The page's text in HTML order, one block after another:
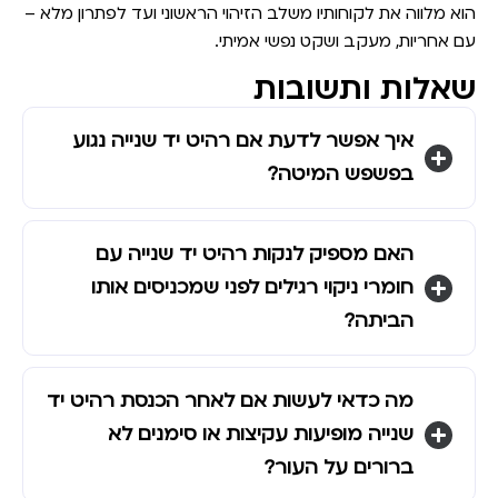
הוא מלווה את לקוחותיו משלב הזיהוי הראשוני ועד לפתרון מלא –
עם אחריות, מעקב ושקט נפשי אמיתי.
שאלות ותשובות
איך אפשר לדעת אם רהיט יד שנייה נגוע
בפשפש המיטה?
האם מספיק לנקות רהיט יד שנייה עם
חומרי ניקוי רגילים לפני שמכניסים אותו
הביתה?
מה כדאי לעשות אם לאחר הכנסת רהיט יד
שנייה מופיעות עקיצות או סימנים לא
ברורים על העור?